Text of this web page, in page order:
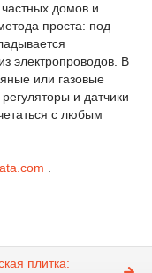
домов и
проста: под
электропроводов. В
или газовые
и датчики
с любым
плитка: